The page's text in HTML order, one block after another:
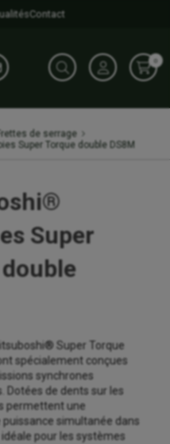
Contact
0
de serrage
Super Torque double DS8M
Super
Super Torque
spécialement conçues
synchrones
Dotées de dents sur les
permettent une
simultanée dans
pour les systèmes